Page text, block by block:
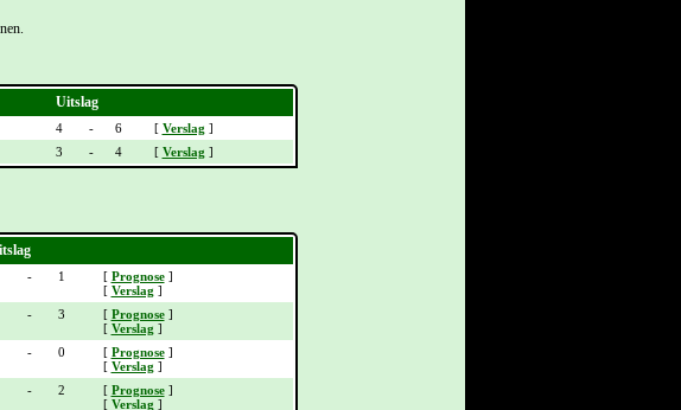
Uitslag
4 - 6 [ Verslag ]
3 - 4 [ Verslag ]
- 1 [ Prognose]
[ Verslag ]
- 3 [ Prognose]
[ Verslag ]
- 0 [ Prognose]
[ Verslag ]
- 2 [ Prognose]
[ Verslag ]